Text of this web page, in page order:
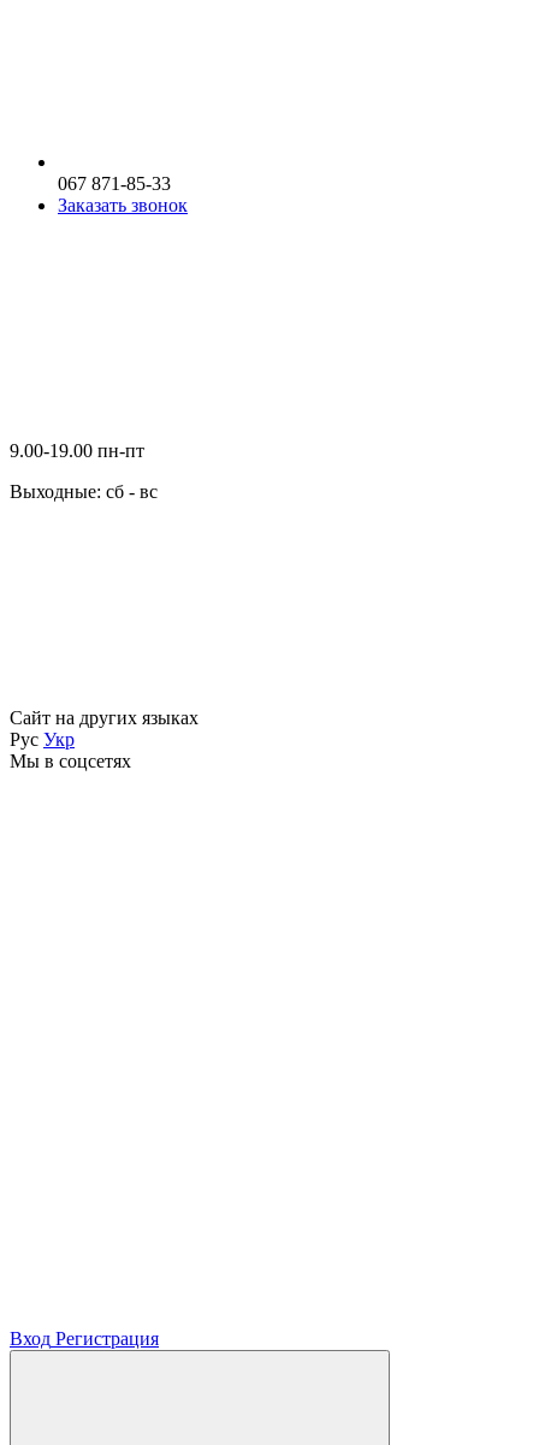
067 871-85-33
Заказать звонок
9.00-19.00 пн-пт
Выходные: сб - вс
Сайт на других языках
Рус Укр
Мы в соцсетях
Вход Регистрация